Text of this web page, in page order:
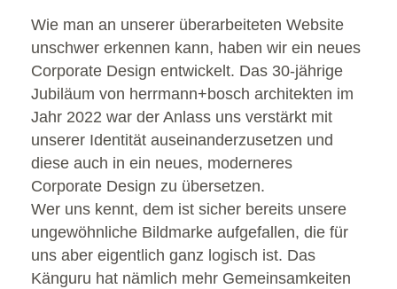
Wie man an unserer überarbeiteten Website
unschwer erkennen kann, haben wir ein neues
Corporate Design entwickelt. Das 30-jährige
Jubiläum von herrmann+bosch architekten im
Jahr 2022 war der Anlass uns verstärkt mit
unserer Identität auseinanderzusetzen und
diese auch in ein neues, moderneres
Corporate Design zu übersetzen.
Wer uns kennt, dem ist sicher bereits unsere
ungewöhnliche Bildmarke aufgefallen, die für
uns aber eigentlich ganz logisch ist. Das
Känguru hat nämlich mehr Gemeinsamkeiten